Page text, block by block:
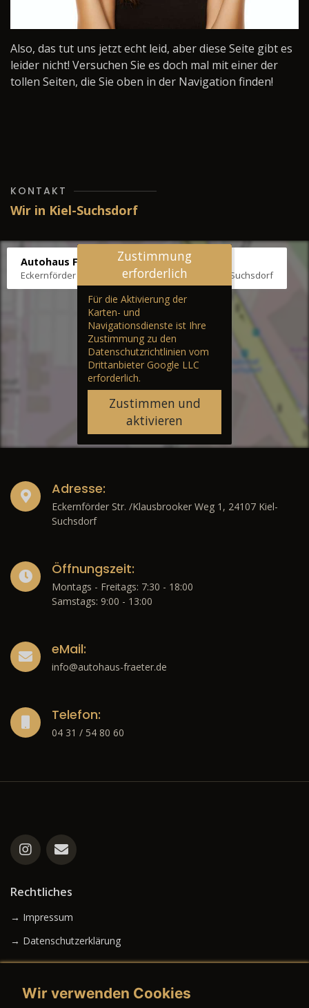
Also, das tut uns jetzt echt leid, aber diese Seite gibt es
leider nicht! Versuchen Sie es doch mal mit einer der
tollen Seiten, die Sie oben in der Navigation finden!
KONTAKT
Wir in Kiel-Suchsdorf
Autohaus Fräter
Eckernförder Str. /Klausbrooker Weg 1, 24107 Kiel-Suchsdorf
Zustimmung
erforderlich
Für die Aktivierung der
Karten- und
Navigationsdienste ist Ihre
Zustimmung zu den
Datenschutzrichtlinien vom
Drittanbieter Google LLC
erforderlich.
Zustimmen und
aktivieren
Adresse:
Eckernförder Str. /Klausbrooker Weg 1, 24107 Kiel-
Suchsdorf
Öffnungszeit:
Montags - Freitags: 7:30 - 18:00
Samstags: 9:00 - 13:00
eMail:
info@autohaus-fraeter.de
Telefon:
04 31 / 54 80 60
Rechtliches
→ Impressum
→ Datenschutzerklärung
Wir verwenden Cookies